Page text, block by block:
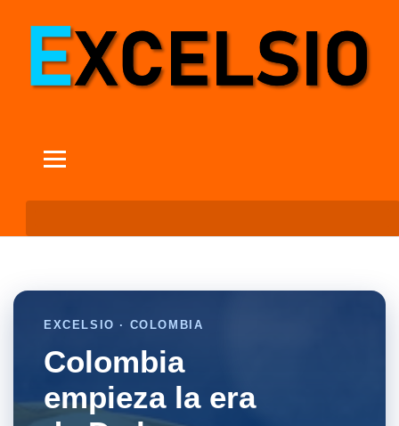
EXCELSIO · COLOMBIA
Colombia
empieza la era